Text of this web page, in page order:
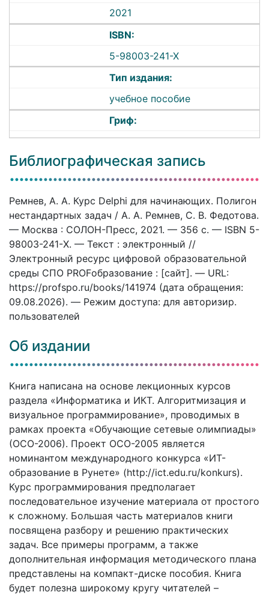
2021
ISBN:
5-98003-241-Х
Тип издания:
учебное пособие
Гриф:
Библиографическая запись
Ремнев, А. А. Курс Delphi для начинающих. Полигон
нестандартных задач / А. А. Ремнев, С. В. Федотова.
— Москва : СОЛОН-Пресс, 2021. — 356 c. — ISBN 5-
98003-241-Х. — Текст : электронный //
Электронный ресурс цифровой образовательной
среды СПО PROFобразование : [сайт]. — URL:
https://profspo.ru/books/141974 (дата обращения:
09.08.2026). — Режим доступа: для авторизир.
пользователей
Об издании
Книга написана на основе лекционных курсов
раздела «Информатика и ИКТ. Алгоритмизация и
визуальное программирование», проводимых в
рамках проекта «Обучающие сетевые олимпиады»
(ОСО-2006). Проект ОСО-2005 является
номинантом международного конкурса «ИТ-
образование в Рунете» (http://ict.edu.ru/konkurs).
Курс программирования предполагает
последовательное изучение материала от простого
к сложному. Большая часть материалов книги
посвящена разбору и решению практических
задач. Все примеры программ, а также
дополнительная информация методического плана
представлены на компакт-диске пособия. Книга
будет полезна широкому кругу читателей –